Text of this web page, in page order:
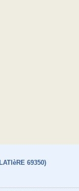
69350)